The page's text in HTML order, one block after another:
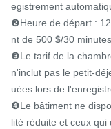
egistrement
❷Heure de départ :
nt de 500 $/30
❸Le tarif de la
n'inclut pas le petit-
uées lors de
❹Le bâtiment ne
lité réduite et ceux